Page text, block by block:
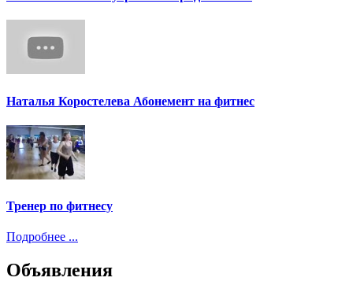
Наталья Коростелева Абонемент на фитнес
Тренер по фитнесу
Подробнее ...
Объявления